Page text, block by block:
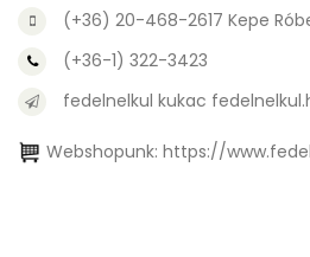
(+36) 20-468-2617 Kepe
(+36-1) 322-3423
fedelnelkul kukac
Webshopunk: https://